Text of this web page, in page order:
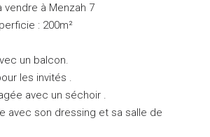
vendre à Menzah 7
: 200m²
un balcon.
les invités .
avec un séchoir .
avec son dressing et sa salle de